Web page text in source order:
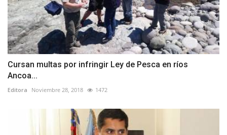
Cursan multas por infringir Ley de Pesca en ríos
Ancoa...
Editora Noviembre 28, 2018 1472